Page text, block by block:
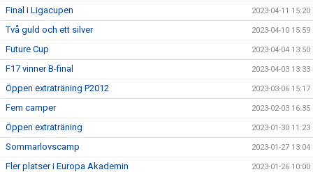
Final i Ligacupen 2023-04-11 15:20
Två guld och ett silver 2023-04-10 15:59
Future Cup 2023-04-04 13:50
F17 vinner B-final 2023-04-03 13:33
Öppen extraträning P2012 2023-03-06 15:17
Fem camper 2023-02-03 16:35
Öppen extraträning 2023-01-30 11:23
Sommarlovscamp 2023-01-27 13:04
Fler platser i Europa Akademin 2023-01-26 10:00